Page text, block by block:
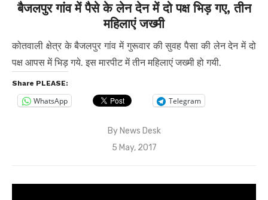
बैजलपुर गांव में पैसे के लेन देन में दो पक्ष भिड़ गए, तीन
महिलाएं जख्मी
कोतवाली क्षेत्र के बैजलपुर गांव में गुरूवार की सुवह पैसा की लेन देन में दो
पक्ष आपस में भिड़ गये. इस मारपीट में तीन महिलाएं जख्मी हो गयी.
Share PLEASE:
WhatsApp Telegram
By News Desk
Posted
5 May, 2017